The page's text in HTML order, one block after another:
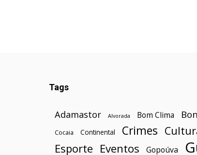
Tags
Adamastor Alvorada Bom Clima
Cocaia Continental Crimes
Esporte Eventos Gopoúva